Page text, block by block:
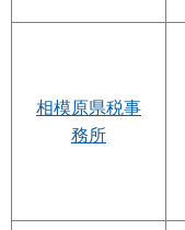
相模原県税事
務所